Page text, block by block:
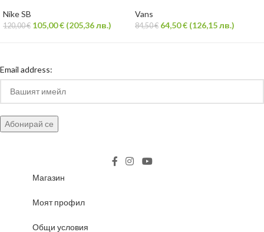
Nike SB
120,00€ 105,00€ (205,36лв.)
Vans
84,50€ 64,50€ (126,15лв.)
Email address:
Магазин
Моят профил
Общи условия